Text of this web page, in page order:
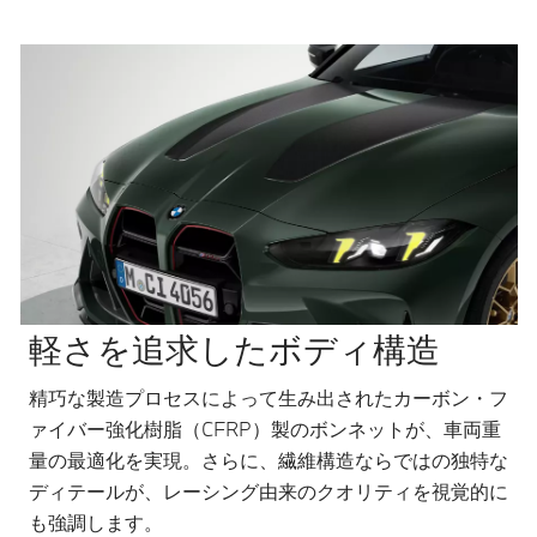
軽さを追求したボディ構造
精巧な製造プロセスによって生み出されたカーボン・フ
ァイバー強化樹脂（CFRP）製のボンネットが、車両重
量の最適化を実現。さらに、繊維構造ならではの独特な
ディテールが、レーシング由来のクオリティを視覚的に
も強調します。